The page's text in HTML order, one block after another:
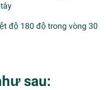
độ 180 độ trong vòng 30
sau: